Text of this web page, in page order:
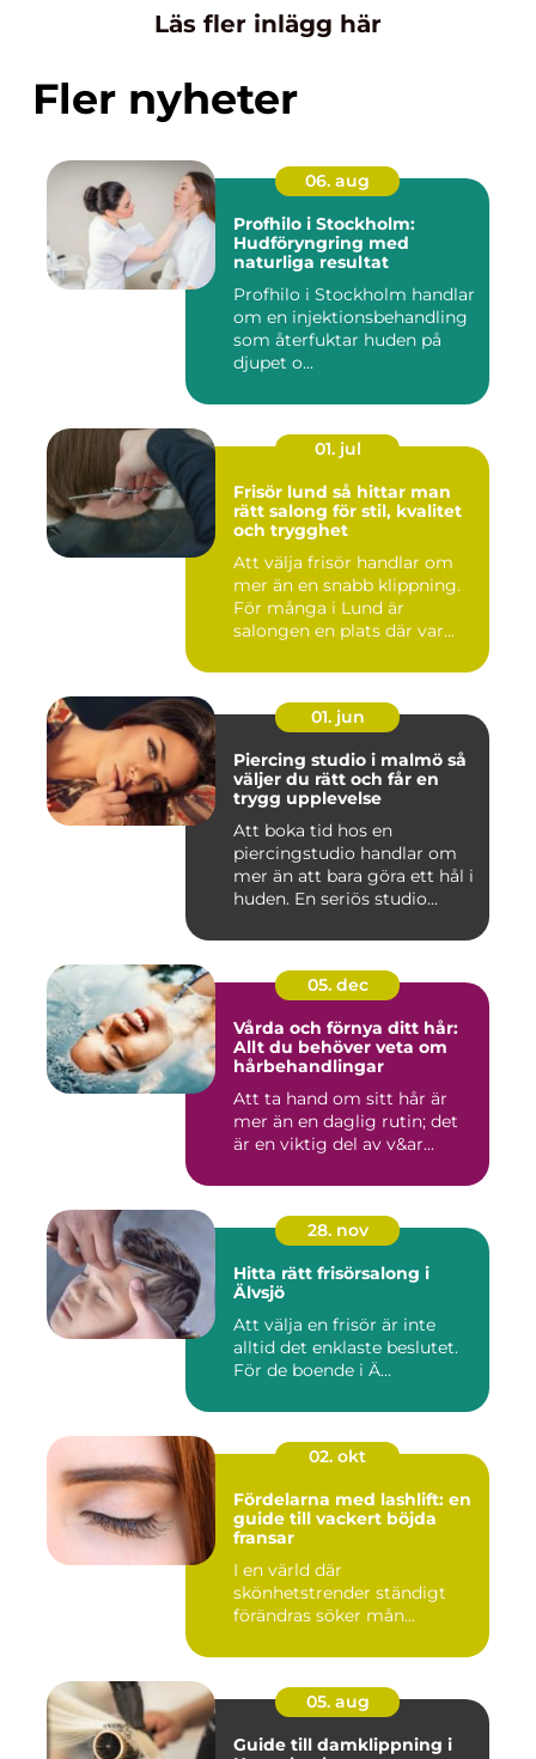
Läs fler inlägg här
Fler nyheter
06. aug
Profhilo i Stockholm:
Hudföryngring med
naturliga resultat
Profhilo i Stockholm handlar
om en injektionsbehandling
som återfuktar huden på
djupet o...
01. jul
Frisör lund så hittar man
rätt salong för stil, kvalitet
och trygghet
Att välja frisör handlar om
mer än en snabb klippning.
För många i Lund är
salongen en plats där var...
01. jun
Piercing studio i malmö så
väljer du rätt och får en
trygg upplevelse
Att boka tid hos en
piercingstudio handlar om
mer än att bara göra ett hål i
huden. En seriös studio...
05. dec
Vårda och förnya ditt hår:
Allt du behöver veta om
hårbehandlingar
Att ta hand om sitt hår är
mer än en daglig rutin; det
är en viktig del av v&ar...
28. nov
Hitta rätt frisörsalong i
Älvsjö
Att välja en frisör är inte
alltid det enklaste beslutet.
För de boende i Ä...
02. okt
Fördelarna med lashlift: en
guide till vackert böjda
fransar
I en värld där
skönhetstrender ständigt
förändras söker mån...
05. aug
Guide till damklippning i